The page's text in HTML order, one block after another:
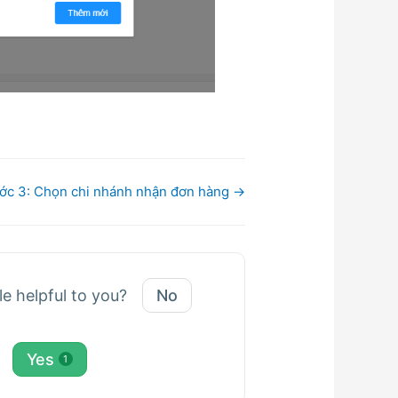
3: Chọn chi nhánh nhận đơn hàng →
helpful to you? No
Yes 1